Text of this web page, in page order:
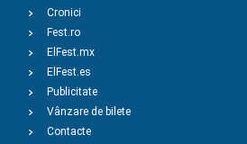
Cronici
Fest.ro
ElFest.mx
ElFest.es
Publicitate
Vânzare de bilete
Contacte